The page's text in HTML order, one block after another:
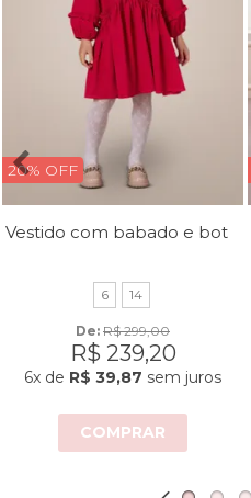
20% OFF
6 14
De: R$ 299,00
R$ 239,20
6x de R$ 39,87 sem juros
COMPRAR